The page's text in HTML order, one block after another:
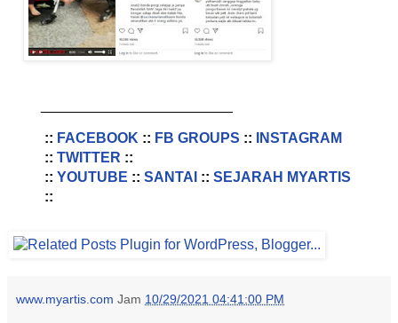
:: FACEBOOK :: FB GROUPS ::
INSTAGRAM
:: TWITTER ::
:: YOUTUBE :: SANTAI :: SEJARAH MYARTIS
::
www.myartis.com Jam 10/29/2021 04:41:00 PM